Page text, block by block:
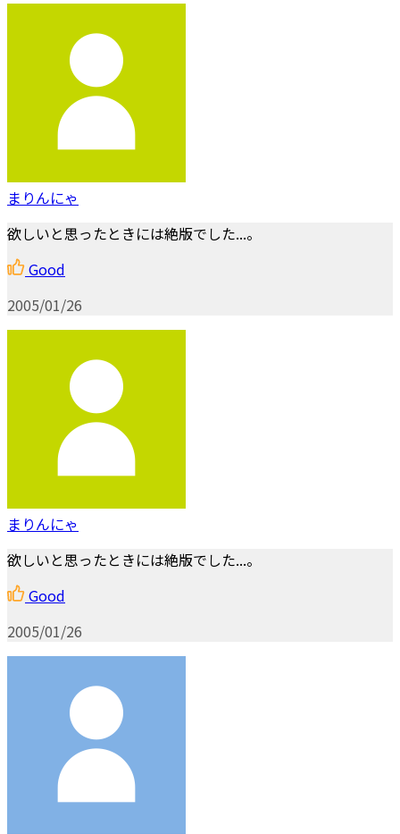
まりんにゃ
欲しいと思ったときには絶版でした...。
Good
2005/01/26
まりんにゃ
欲しいと思ったときには絶版でした...。
Good
2005/01/26